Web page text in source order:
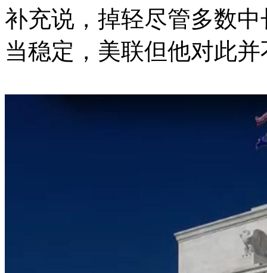
补充说，掉轻尽管多数
当稳定，美联但他对此